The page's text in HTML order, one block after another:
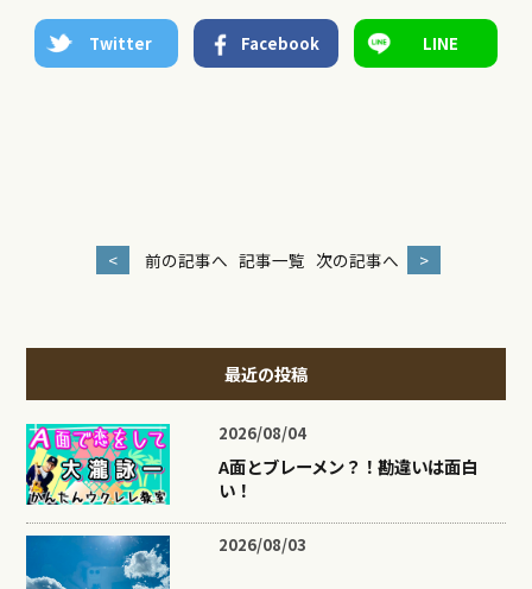
Twitter Facebook LINE
< 前の記事へ 記事一覧 次の記事へ >
最近の投稿
2026/08/04
A面とブレーメン？！勘違いは面白
い！
2026/08/03